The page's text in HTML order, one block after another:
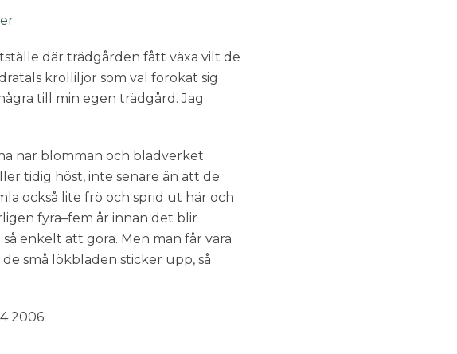
där trädgården fått växa vilt de
krolliljor som väl förökat sig
till min egen trädgård. Jag
när blomman och bladverket
tidig höst, inte senare än att de
också lite frö och sprid ut här och
fyra–fem år innan det blir
enkelt att göra. Men man får vara
små lökbladen sticker upp, så
2006